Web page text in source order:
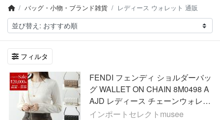
バッグ・小物・ブランド雑貨 レディース ウォレット 通販
フィルタ
FENDI フェンディ ショルダーバッ
グ WALLET ON CHAIN 8M0498 A
AJD レディース チェーンウォレッ
ト レザー クラッチバッグ FF柄 鞄
インポートセレクトmusee